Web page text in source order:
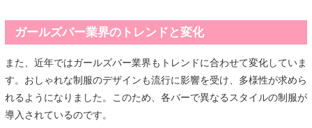
ガールズバー業界のトレンドと変化
また、近年ではガールズバー業界もトレンドに合わせて変化していま
す。おしゃれな制服のデザインも流行に影響を受け、多様性が求めら
れるようになりました。このため、各バーで異なるスタイルの制服が
導入されているのです。